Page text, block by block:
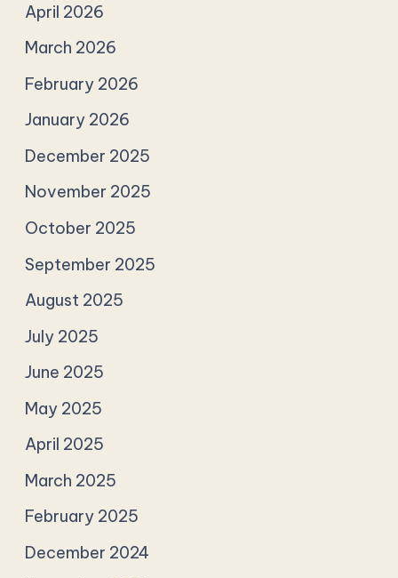
April 2026
March 2026
February 2026
January 2026
December 2025
November 2025
October 2025
September 2025
August 2025
July 2025
June 2025
May 2025
April 2025
March 2025
February 2025
December 2024